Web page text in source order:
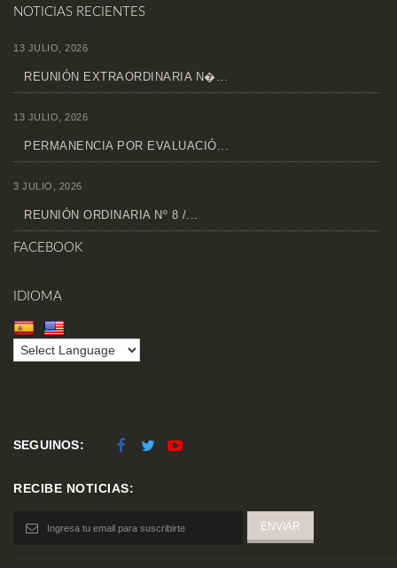
NOTICIAS RECIENTES
13 JULIO, 2026
REUNIÓN EXTRAORDINARIA N�...
13 JULIO, 2026
PERMANENCIA POR EVALUACIÓ...
3 JULIO, 2026
REUNIÓN ORDINARIA Nº 8 /...
FACEBOOK
IDIOMA
SEGUINOS:
RECIBE NOTICIAS: